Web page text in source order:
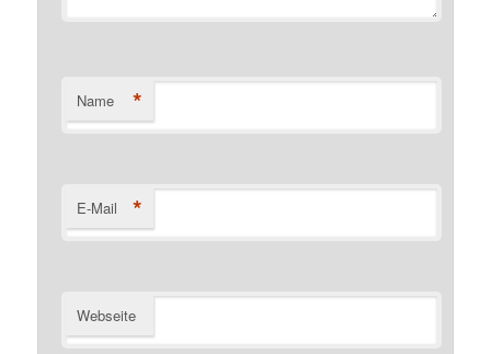
Name *
E-Mail *
Webseite